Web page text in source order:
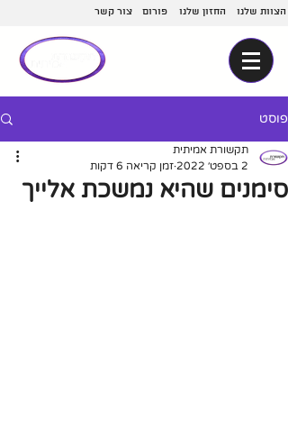
צור קשר פורום החזון שלנו הצוות שלנו
פוסט
סימנים שהיא נמשכת אלייך
תקשורת אמיתית
2 בספט׳ 2022
זמן קריאה 6 דקות